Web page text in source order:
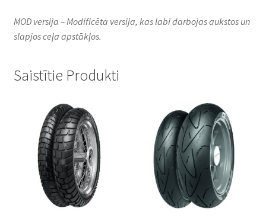
MOD versija – Modificēta versija, kas labi darbojas aukstos un
slapjos ceļa apstākļos.
Saistītie Produkti